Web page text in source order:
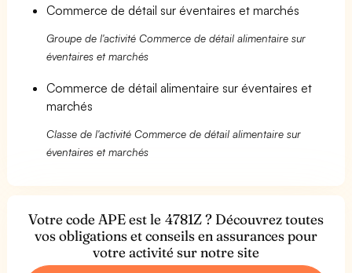
Commerce de détail sur éventaires et marchés
Groupe de l'activité Commerce de détail alimentaire sur
éventaires et marchés
Commerce de détail alimentaire sur éventaires et
marchés
Classe de l'activité Commerce de détail alimentaire sur
éventaires et marchés
Votre code APE est le 4781Z ? Découvrez toutes
vos obligations et conseils en assurances pour
votre activité sur notre site